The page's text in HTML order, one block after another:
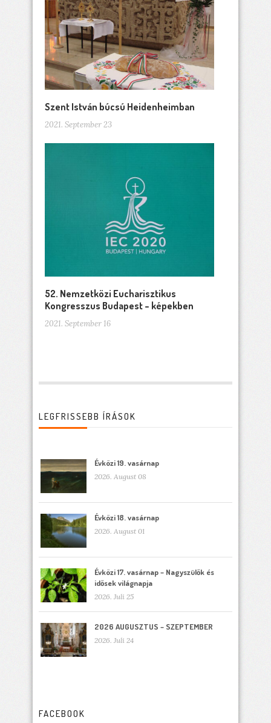
Szent István búcsú Heidenheimban
2021. September 23
52. Nemzetközi Eucharisztikus
Kongresszus Budapest – képekben
2021. September 16
LEGFRISSEBB ÍRÁSOK
Évközi 19. vasárnap
2026. August 08
Évközi 18. vasárnap
2026. August 01
Évközi 17. vasárnap – Nagyszülők és
idősek világnapja
2026. Juli 25
2026 AUGUSZTUS – SZEPTEMBER
2026. Juli 24
FACEBOOK